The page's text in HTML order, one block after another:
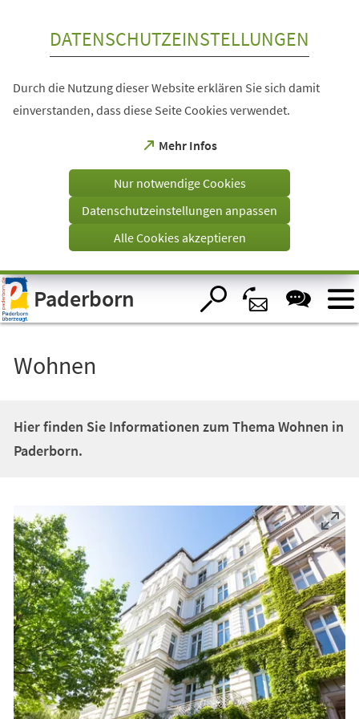
Visuelle
Assistenzsoftware
öffnen.
DATENSCHUTZEINSTELLUNGEN
Durch die Nutzung dieser Website erklären Sie sich damit
einverstanden, dass diese Seite Cookies verwendet.
Mehr Infos
(Öffnet
einem
Tab)
Nur notwendige Cookies
Datenschutzeinstellungen anpassen
Alle Cookies akzeptieren
Paderborn
Wohnen
Hier finden Sie Informationen zum Thema Wohnen in
Paderborn.